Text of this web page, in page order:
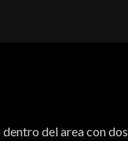
del area con dos